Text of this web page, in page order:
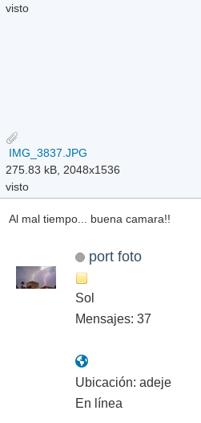
visto
IMG_3837.JPG
275.83 kB, 2048x1536
visto
Al mal tiempo... buena camara!!
port foto
Sol
Mensajes: 37
Ubicación: adeje
En línea